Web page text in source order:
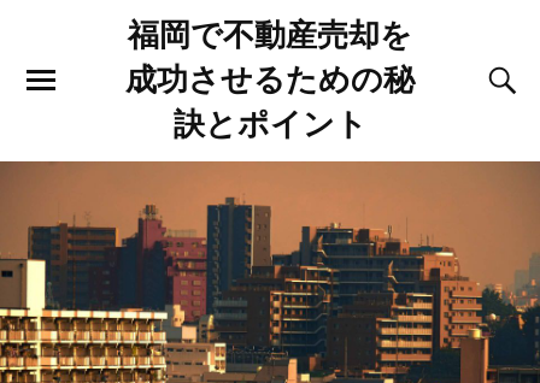
福岡で不動産売却を
成功させるための秘
訣とポイント